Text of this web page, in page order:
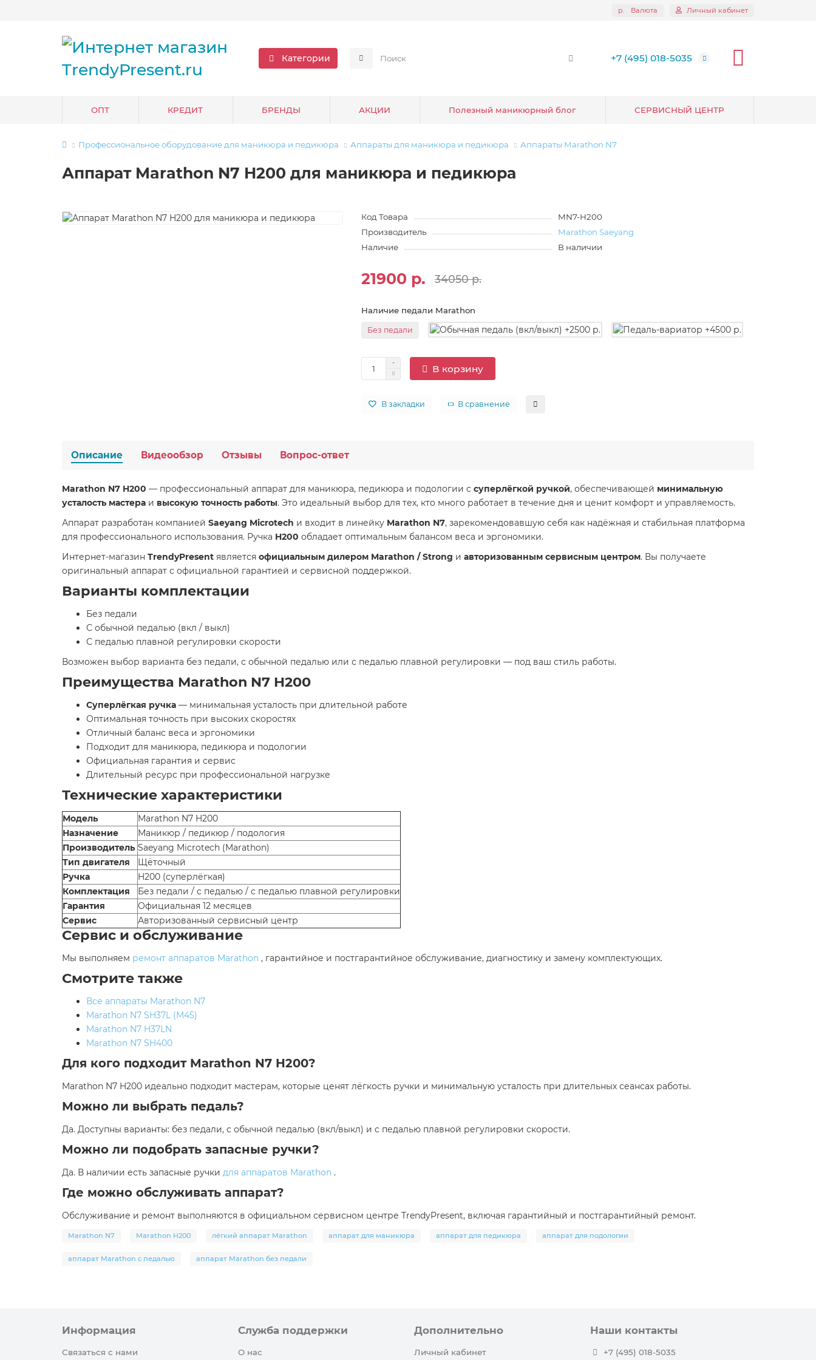
р. Валюта Личный кабинет
Категории +7 (495) 018-5035
ОПТ КРЕДИТ БРЕНДЫ АКЦИИ Полезный маникюрный блог СЕРВИСНЫЙ ЦЕНТР
Профессиональное оборудование для маникюра и педикюра Аппараты для маникюра и педикюра Аппараты Marathon N7
Аппарат Marathon N7 H200 для маникюра и педикюра
Код Товара
MN7-H200
Производитель
Marathon Saeyang
Наличие
В наличии
21900 р. 34050 р.
Наличие педали Marathon
Без педали
В корзину
В закладки В сравнение
Описание Видеообзор Отзывы Вопрос-ответ
Marathon N7 H200 — профессиональный аппарат для маникюра, педикюра и подологии с суперлёгкой ручкой, обеспечивающей минимальную
усталость мастера и высокую точность работы. Это идеальный выбор для тех, кто много работает в течение дня и ценит комфорт и управляемость.
Аппарат разработан компанией Saeyang Microtech и входит в линейку Marathon N7, зарекомендовавшую себя как надёжная и стабильная платформа
для профессионального использования. Ручка H200 обладает оптимальным балансом веса и эргономики.
Интернет-магазин TrendyPresent является официальным дилером Marathon / Strong и авторизованным сервисным центром. Вы получаете
оригинальный аппарат с официальной гарантией и сервисной поддержкой.
Варианты комплектации
Без педали
С обычной педалью (вкл / выкл)
С педалью плавной регулировки скорости
Возможен выбор варианта без педали, с обычной педалью или с педалью плавной регулировки — под ваш стиль работы.
Преимущества Marathon N7 H200
Суперлёгкая ручка — минимальная усталость при длительной работе
Оптимальная точность при высоких скоростях
Отличный баланс веса и эргономики
Подходит для маникюра, педикюра и подологии
Официальная гарантия и сервис
Длительный ресурс при профессиональной нагрузке
Технические характеристики
Модель
Marathon N7 H200
Назначение
Маникюр / педикюр / подология
Производитель Saeyang Microtech (Marathon)
Тип двигателя
Щёточный
Ручка
H200 (суперлёгкая)
Комплектация
Без педали / с педалью / с педалью плавной регулировки
Гарантия
Официальная 12 месяцев
Сервис
Авторизованный сервисный центр
Сервис и обслуживание
Мы выполняем ремонт аппаратов Marathon , гарантийное и постгарантийное обслуживание, диагностику и замену комплектующих.
Смотрите также
Все аппараты Marathon N7
Marathon N7 SH37L (M45)
Marathon N7 H37LN
Marathon N7 SH400
Для кого подходит Marathon N7 H200?
Marathon N7 H200 идеально подходит мастерам, которые ценят лёгкость ручки и минимальную усталость при длительных сеансах работы.
Можно ли выбрать педаль?
Да. Доступны варианты: без педали, с обычной педалью (вкл/выкл) и с педалью плавной регулировки скорости.
Можно ли подобрать запасные ручки?
Да. В наличии есть запасные ручки для аппаратов Marathon .
Где можно обслуживать аппарат?
Обслуживание и ремонт выполняются в официальном сервисном центре TrendyPresent, включая гарантийный и постгарантийный ремонт.
Marathon N7 Marathon H200 лёгкий аппарат Marathon аппарат для маникюра аппарат для педикюра аппарат для подологии
аппарат Marathon с педалью аппарат Marathon без педали
Информация
Связаться с нами
Служба поддержки
О нас
Дополнительно
Личный кабинет
Наши контакты
+7 (495) 018-5035